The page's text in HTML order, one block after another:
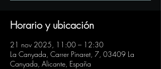
Horario y ubicación
21 nov 2025, 11:00 – 12:30
La Canyada, Carrer Pinaret, 7, 03409 La
Canyada, Alicante, España